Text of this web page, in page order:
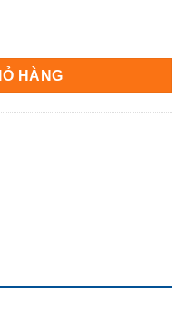
600g số lượng
HÀNG